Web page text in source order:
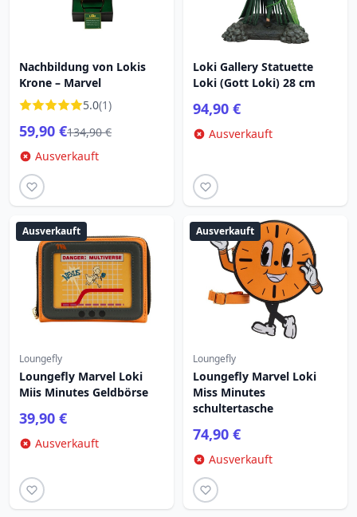
Nachbildung von Lokis
Krone – Marvel
5.0(1)
59,90 €134,90 €
Ausverkauft
Loki Gallery Statuette
Loki (Gott Loki) 28 cm
94,90 €
Ausverkauft
Ausverkauft
Loungefly
Loungefly Marvel Loki
Miis Minutes Geldbörse
39,90 €
Ausverkauft
Ausverkauft
Loungefly
Loungefly Marvel Loki
Miss Minutes
schultertasche
74,90 €
Ausverkauft